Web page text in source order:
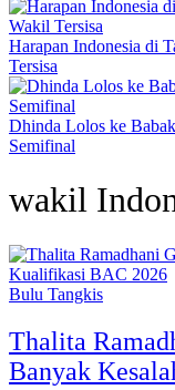
Harapan Indonesia di
Tersisa
Dhinda Lolos ke
Semifinal
wakil
Bulu Tangkis
Thalita
Banyak